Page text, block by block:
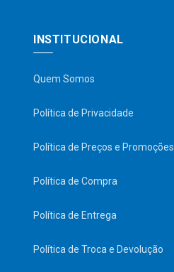
INSTITUCIONAL
Quem Somos
Política de Privacidade
Política de Preços e Promoções
Política de Compra
Política de Entrega
Política de Troca e Devolução